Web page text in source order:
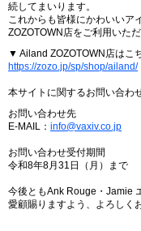
続してまいります。
これからも皆様にかわいいア
ZOZOTOWN店をご利用いた
▼ Ailand ZOZOTOWN店はこ
https://zozo.jp/sp/shop/ailand/
本サイトに関するお問い合わ
お問い合わせ先
E-MAIL： info@vaxiv.co.jp
お問い合わせ受付期間
令和8年8月31日（月）まで
今後ともAnk Rouge・Jamie
愛顧賜りますよう、よろしく